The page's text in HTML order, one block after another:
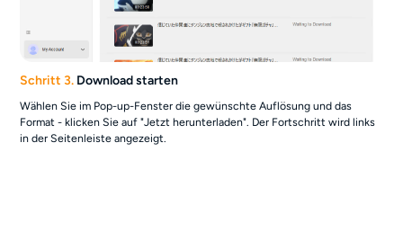
Schritt 3. Download starten
Wählen Sie im Pop-up-Fenster die gewünschte Auflösung und das
Format - klicken Sie auf "Jetzt herunterladen". Der Fortschritt wird links
in der Seitenleiste angezeigt.